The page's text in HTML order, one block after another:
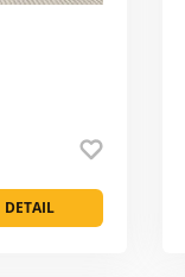
DETAIL